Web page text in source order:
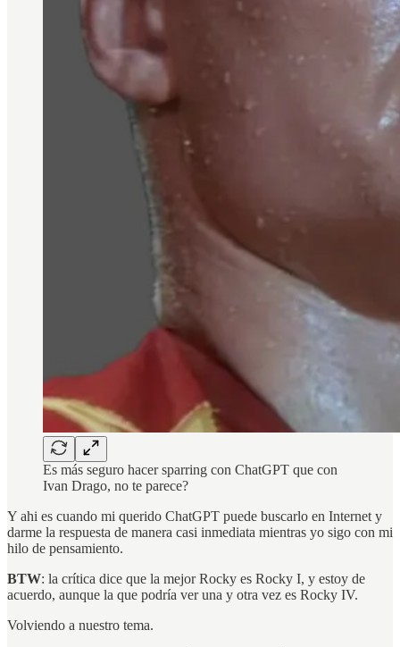
Es más seguro hacer sparring con ChatGPT que con
Ivan Drago, no te parece?
Y ahi es cuando mi querido ChatGPT puede buscarlo en Internet y
darme la respuesta de manera casi inmediata mientras yo sigo con mi
hilo de pensamiento.
BTW: la crítica dice que la mejor Rocky es Rocky I, y estoy de
acuerdo, aunque la que podría ver una y otra vez es Rocky IV.
Volviendo a nuestro tema.